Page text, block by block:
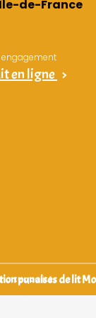
de-France
engagement
en ligne >
punaises de lit
qualité